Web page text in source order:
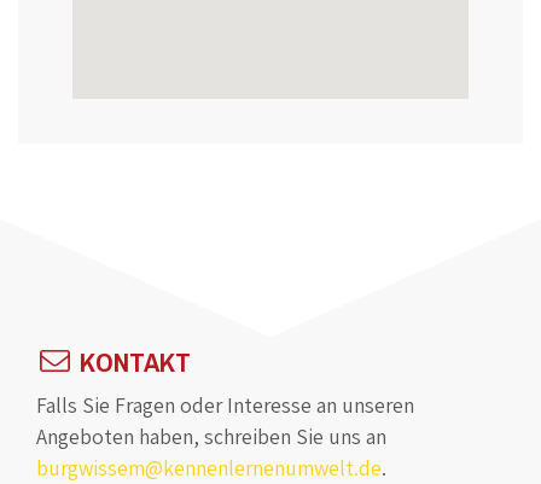
KONTAKT
Falls Sie Fragen oder Interesse an unseren
Angeboten haben, schreiben Sie uns an
burgwissem@kennenlernenumwelt.de.